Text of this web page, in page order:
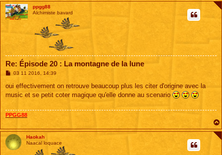
ppgg88
Alchimiste bavard
Re: Épisode 20 : La montagne de la lune
M
s
a
03 11 2016, 14:39
oui effectivement on retrouve beaucoup plus les citer d'origine avec la
music et se petit coter magique qu'elle donne au scenario
PPGG88
Haokah
Naacal loquace